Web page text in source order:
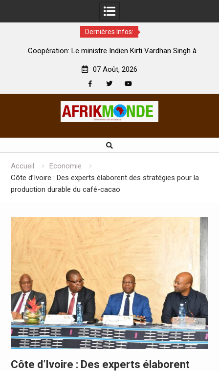
Dernières Infos:
Coopération: Le ministre Indien Kirti Vardhan Singh à
07 Août, 2026
Accueil
Economie
Côte d’Ivoire : Des experts élaborent des stratégies pour la
production durable du café-cacao
Côte d’Ivoire : Des experts élaborent